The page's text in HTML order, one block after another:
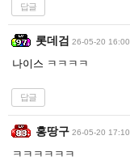
답글
롯데검 26-05-20 16:00
나이스 ㅋㅋㅋㅋ
답글
홍땅구 26-05-20 17:10
ㅋㅋㅋㅋㅋㅋ